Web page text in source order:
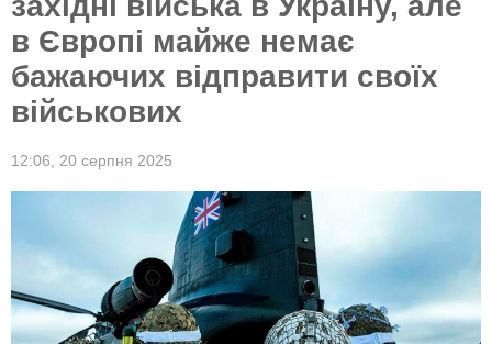
в Європі майже немає
бажаючих відправити своїх
військових
12:06, 20 серпня 2025